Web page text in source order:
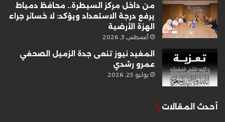
من داخل مركز السيطرة.. محافظ دمياط
يرفع درجة الاستعداد ويؤكد: لا خسائر جراء
الهزة الأرضية
أغسطس 3, 2026
المفيد نيوز تنعى جدة الزميل الصحفي
عمرو رشدي
يوليو 25, 2026
أحدث المقالات